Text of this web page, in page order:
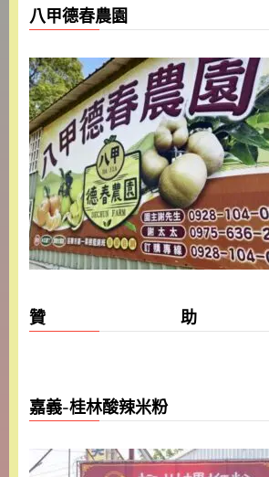
八甲德春農園
贊 助
嘉義-桂林酸辣米粉